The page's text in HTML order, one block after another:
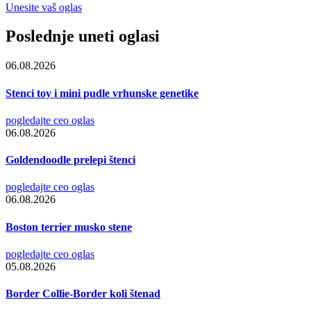
Unesite vaš oglas
Poslednje uneti oglasi
06.08.2026
Stenci toy i mini pudle vrhunske genetike
pogledajte ceo oglas
06.08.2026
Goldendoodle prelepi štenci
pogledajte ceo oglas
06.08.2026
Boston terrier musko stene
pogledajte ceo oglas
05.08.2026
Border Collie-Border koli štenad